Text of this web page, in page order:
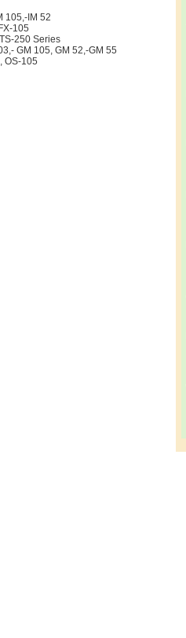
105,-IM 52
105
250 Series
GM 105, GM 52,-GM 55
OS-105